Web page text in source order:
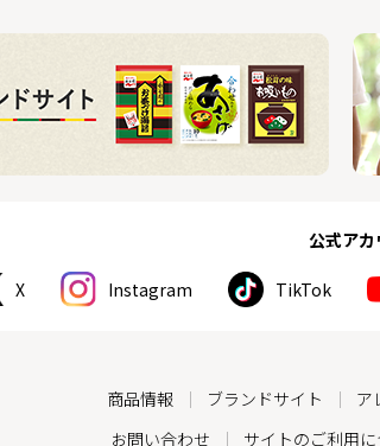
公式アカ
X Instagram TikTok
商品情報 ブランドサイト ア
お問い合わせ
サイトのご利用に